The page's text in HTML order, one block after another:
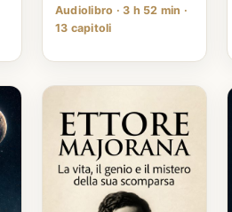
Audiolibro · 3 h 52 min ·
13 capitoli